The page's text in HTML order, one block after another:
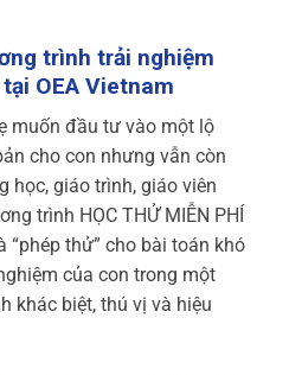
trình trải nghiệm
OEA Vietnam
muốn đầu tư vào một lộ
cho con nhưng vẫn còn
học, giáo trình, giáo viên
trình HỌC THỬ MIỄN PHÍ
“phép thử” cho bài toán khó
của con trong một
khác biệt, thú vị và hiệu